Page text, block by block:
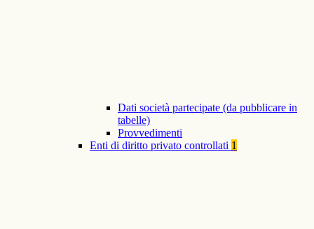
Dati società partecipate (da pubblicare in
tabelle)
Provvedimenti
Enti di diritto privato controllati 1